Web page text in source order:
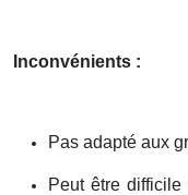
Inconvénients :
Pas adapté aux
Peut être